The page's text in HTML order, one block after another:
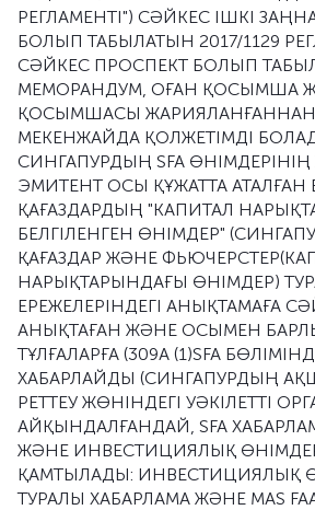
РЕГЛАМЕНТІ") СӘЙКЕС ІШКІ
БОЛЫП ТАБЫЛАТЫН 2017/1129
СӘЙКЕС ПРОСПЕКТ БОЛЫП
МЕМОРАНДУМ, ОҒАН ҚОСЫМША
ҚОСЫМШАСЫ
МЕКЕНЖАЙДА ҚОЛЖЕТІМДІ
СИНГАПУРДЫҢ SFA ӨНІМДЕРІНІҢ
ЭМИТЕНТ ОСЫ ҚҰЖАТТА АТАЛҒАН
ҚАҒАЗДАРДЫҢ "КАПИТАЛ
БЕЛГІЛЕНГЕН ӨНІМДЕР"
ҚАҒАЗДАР ЖӘНЕ
НАРЫҚТАРЫНДАҒЫ ӨНІМДЕР)
ЕРЕЖЕЛЕРІНДЕГІ АНЫҚТАМАҒА
АНЫҚТАҒАН ЖӘНЕ ОСЫМЕН
ТҰЛҒАЛАРҒА (309A (1)SFA
ХАБАРЛАЙДЫ (СИНГАПУРДЫҢ
РЕТТЕУ ЖӨНІНДЕГІ УӘКІЛЕТТІ
АЙҚЫНДАЛҒАНДАЙ, SFA
ЖӘНЕ ИНВЕСТИЦИЯЛЫҚ
ҚАМТЫЛАДЫ: ИНВЕСТИЦИЯЛЫҚ
ТУРАЛЫ ХАБАРЛАМА ЖӘНЕ MAS